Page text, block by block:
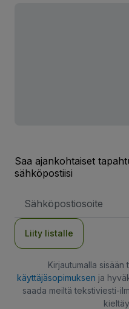
Saa ajankohtaiset
sähköpostiisi
Liity listalle
Kirjautumalla
käyttäjäsopimuksen ja
saada meiltä tekstiviesti-